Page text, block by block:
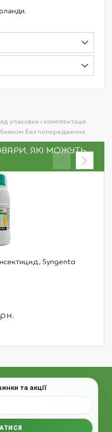
упаковки і комплектація
без попередження.
ЯКІ МОЖУТЬ
Syngenta
та акції